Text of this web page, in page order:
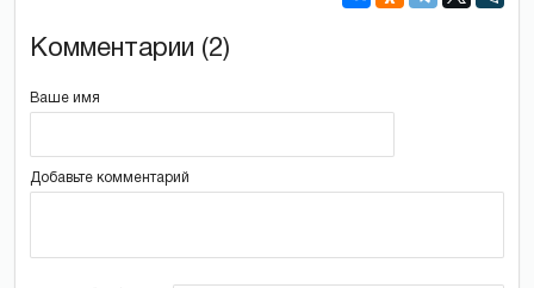
Комментарии (2)
Ваше имя
Добавьте комментарий